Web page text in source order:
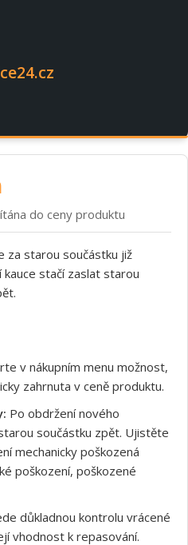
do ceny produktu
za starou součástku již
kauce stačí zaslat starou
v nákupním menu možnost,
zahrnuta v ceně produktu.
Po obdržení nového
součástku zpět. Ujistěte
mechanicky poškozená
poškození, poškozené
důkladnou kontrolu vrácené
vhodnost k repasování.